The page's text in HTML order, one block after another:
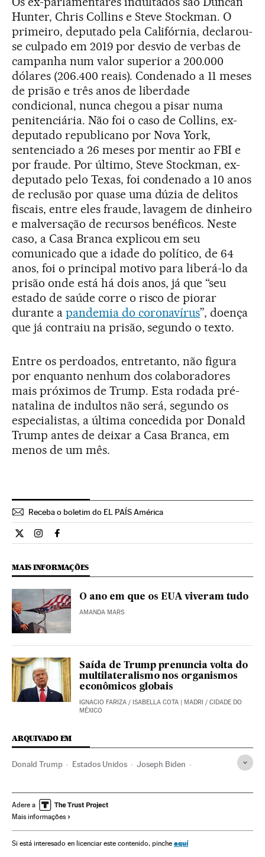
Hunter, Chris Collins e Steve Stockman. O
primeiro, deputado pela Califórnia, declarou-
se culpado em 2019 por desvio de verbas de
campanha num valor superior a 200.000
dólares (206.400 reais). Condenado a 11 meses
de prisão e três anos de liberdade
condicional, nunca chegou a pisar numa
penitenciária. Não foi o caso de Collins, ex-
deputado republicano por Nova York,
sentenciado a 26 meses por mentir ao FBI e
por fraude. Por último, Steve Stockman, ex-
deputado pelo Texas, foi condenado a 10 anos
de reclusão por quase uma dúzia de delitos
fiscais, entre eles fraude, lavagem de dinheiro
e malversação de recursos benéficos. Neste
caso, a Casa Branca explicou em seu
comunicado que a idade do político, de 64
anos, foi o principal motivo para liberá-lo da
prisão onde está há dois anos, já que “seu
estado de saúde corre o risco de piorar
durante a pandemia do coronavírus”, doença
que já contraiu na prisão, segundo o texto.
Entre os perdoados, entretanto, não figura
por enquanto nenhum dos colaboradores
mais próximos de Trump. Esta rodada pré-
natalina de indultos não será, segundo os
especialistas, a última concedida por Donald
Trump antes de deixar a Casa Branca, em
menos de um mês.
Receba o boletim do EL PAÍS América
Internacional El País Brasil en Twitter
Internacional El País Brasil en Instagram
Internacional El País Brasil en Facebook
MAIS INFORMAÇÕES
O ano em que os EUA viveram tudo
AMANDA MARS
Saída de Trump prenuncia volta do
multilateralismo nos organismos
econômicos globais
IGNACIO FARIZA / ISABELLA COTA | MADRI / CIDADE DO
MÉXICO
ARQUIVADO EM
Donald Trump Estados Unidos Joseph Biden
América Eleições EUA 2020
Eleições EUA 2016
Adere a
Mais informações
Si está interesado en licenciar este contenido, pinche aquí